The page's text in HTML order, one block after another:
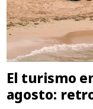
El turismo
agosto: